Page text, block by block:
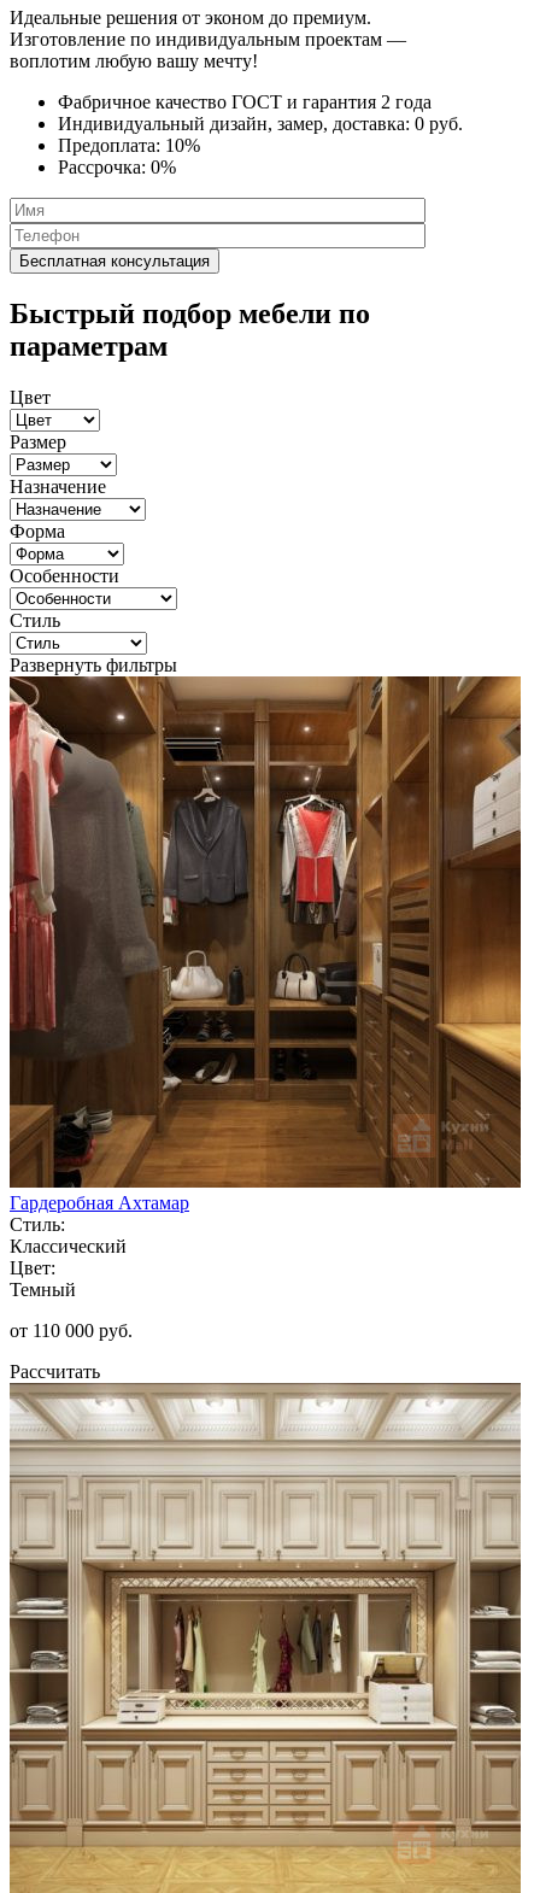
Идеальные решения от эконом до премиум.
Изготовление по индивидуальным проектам —
воплотим любую вашу мечту!
Фабричное качество ГОСТ и гарантия 2 года
Индивидуальный дизайн, замер, доставка: 0 руб.
Предоплата: 10%
Рассрочка: 0%
Быстрый подбор мебели по
параметрам
Цвет
Размер
Назначение
Форма
Особенности
Стиль
Развернуть фильтры
Гардеробная Ахтамар
Стиль:
Классический
Цвет:
Темный
от 110 000 руб.
Рассчитать